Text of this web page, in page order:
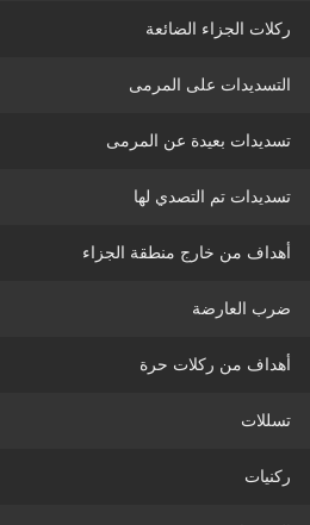
ركلات الجزاء الضائعة
التسديدات على المرمى
تسديدات بعيدة عن المرمى
تسديدات تم التصدي لها
أهداف من خارج منطقة الجزاء
ضرب العارضة
أهداف من ركلات حرة
تسللات
ركنيات